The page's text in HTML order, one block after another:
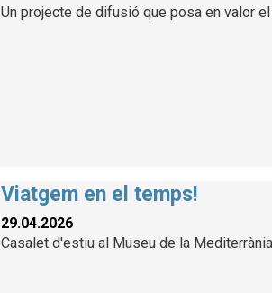
Un projecte de difusió que posa en valor
Viatgem en el temps!
29.04.2026
Casalet d'estiu al Museu de la Mediterrània